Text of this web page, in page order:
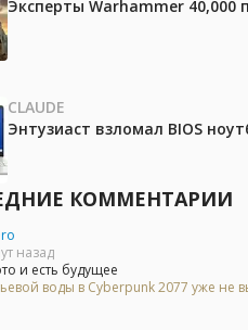
Эксперты Warhammer 40,000
CLAUDE
Энтузиаст взломал BIOS
КОММЕНТАРИИ
назад
и есть будущее
воды в Cyberpunk 2077 уже не